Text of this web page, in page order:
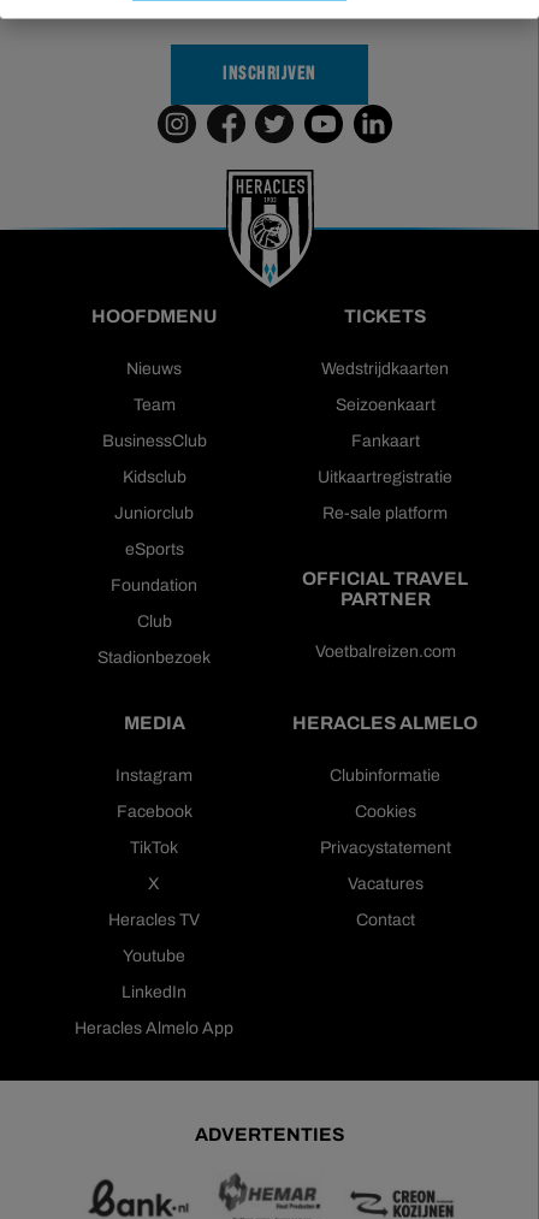
INSCHRIJVEN
HOOFDMENU
Nieuws
Team
BusinessClub
Kidsclub
Juniorclub
eSports
Foundation
Club
Stadionbezoek
TICKETS
Wedstrijdkaarten
Seizoenkaart
Fankaart
Uitkaartregistratie
Re-sale platform
OFFICIAL TRAVEL
PARTNER
Voetbalreizen.com
MEDIA
Instagram
Facebook
TikTok
X
Heracles TV
Youtube
LinkedIn
Heracles Almelo App
HERACLES ALMELO
Clubinformatie
Cookies
Privacystatement
Vacatures
Contact
ADVERTENTIES